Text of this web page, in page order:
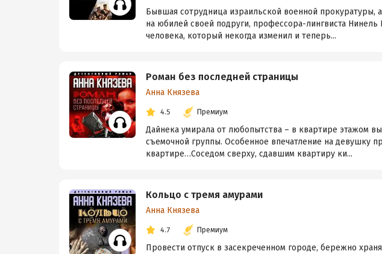
Бывшая сотрудница израильской военной прокуратуры,
на юбилей своей подруги, профессора-лингвиста
человека, который некогда изменил и теперь...
Роман без последней страницы
Анна Князева
4.5 Премиум
Дайнека умирала от любопытства – в квартире этажом
съемочной группы. Особенное впечатление на девушку
квартире…Соседом сверху, сдавшим квартиру ки...
Кольцо с тремя амурами
Анна Князева
4.7 Премиум
Провести отпуск в засекреченном городе, бережно